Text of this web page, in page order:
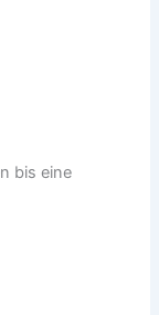
bis eine